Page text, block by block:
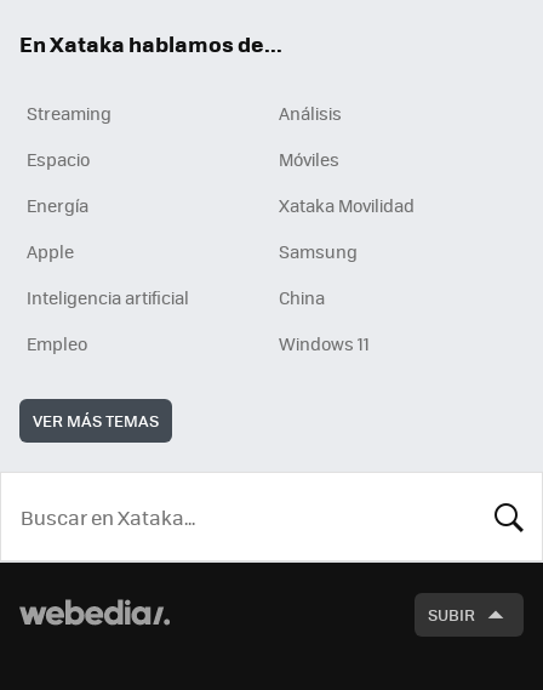
En Xataka hablamos de...
Streaming
Análisis
Espacio
Móviles
Energía
Xataka Movilidad
Apple
Samsung
Inteligencia artificial
China
Empleo
Windows 11
VER MÁS TEMAS
SUBIR